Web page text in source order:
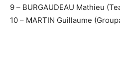
9 – BURGAUDEAU Mathieu
10 – MARTIN Guillaume